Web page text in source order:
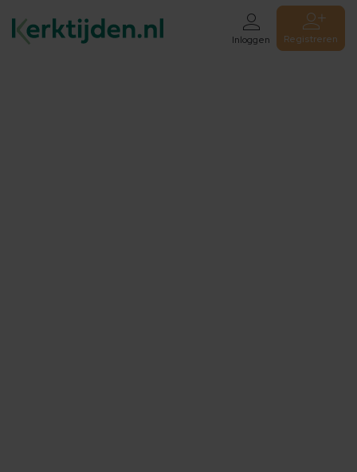
Inloggen Registreren